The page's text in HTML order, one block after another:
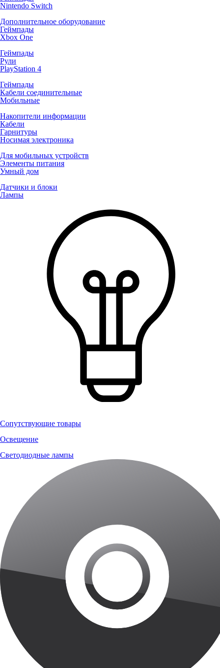
Nintendo Switch
Дополнительное оборудование
Геймпады
Xbox One
Геймпады
Рули
PlayStation 4
Геймпады
Кабели соединительные
Мобильные
Накопители информации
Кабели
Гарнитуры
Носимая электроника
Для мобильных устройств
Элементы питания
Умный дом
Датчики и блоки
Лампы
Сопутствующие товары
Освещение
Светодиодные лампы